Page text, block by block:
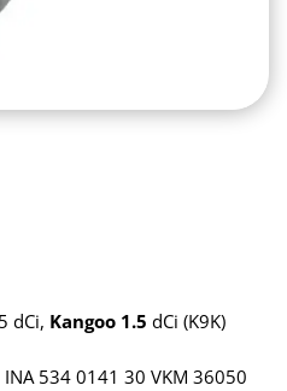
dCi, Kangoo 1.5 dCi (K9K)
534 0141 30 VKM 36050